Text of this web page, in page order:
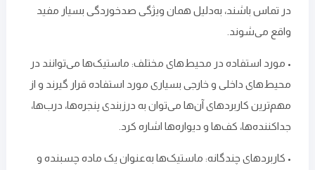
در تماس باشند، به‌دلیل همان ویژگی صدخوردگی بسیار مفید
واقع می‌شوند.
• مورد استفاده در محیط‌های مختلف: ماستیک‌ها می‌توانند در
محیط‌های داخلی و خارجی بسیاری مورد استفاده قرار گیرند و از
مهم‌ترین کاربردهای آن‌ها می‌توان به درزبندی پنجره‌ها، درب‌ها،
جداکننده‌ها، کف‌ها و دیواره‌ها اشاره کرد.
• کاربردهای چندگانه: ماستیک‌ها به‌عنوان یک ماده چسبنده و